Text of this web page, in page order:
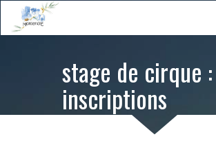
stage de cirque :
inscriptions